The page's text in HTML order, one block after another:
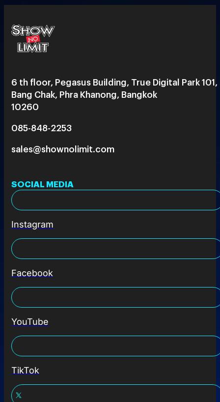
6 th floor, Pegasus Building, True Digital Park 101,
Bang Chak, Phra Khanong, Bangkok
10260
085-848-2253
sales@shownolimit.com
SOCIAL MEDIA
Instagram
Facebook
YouTube
TikTok